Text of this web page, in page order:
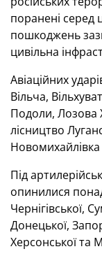
поранені серед
пошкоджень
цивільна
Авіаційних
Вільча,
Подоли, Лозова
лісництво
Новомихайлівка
Під
опинилися
Чернігівської,
Донецької,
Херсонської та